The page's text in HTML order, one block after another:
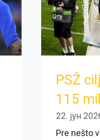
PSŽ
115
22. јун
Pre nešto